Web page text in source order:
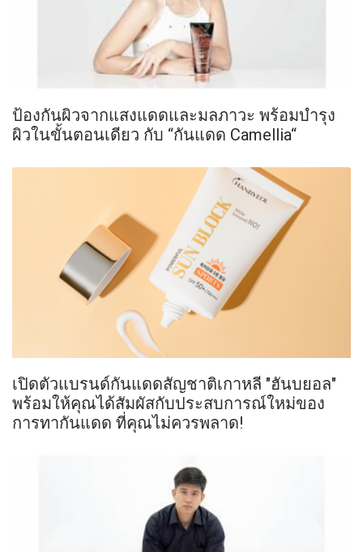
ป้องกันผิวจากแสงแดดและมลภาวะ พร้อมบำรุง
ผิวในขั้นตอนเดียว กับ “กันแดด Camellia“
เปิดตัวแบรนด์กันแดดสัญชาติเกาหลี "ฮันบยอล"
พร้อมให้คุณได้สัมผัสกับประสบการณ์ใหม่ของ
การทากันแดด ที่คุณไม่ควรพลาด!